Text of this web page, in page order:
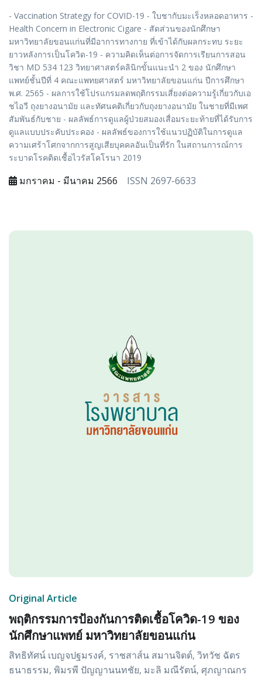
- Vaccination Strategy for COVID-19 - ใบชากับมะเร็งหลอดอาหาร -
Health Concern in Electronic Cigare - สัดส่วนของนักศึกษา
มหาวิทยาลัยขอนแก่นที่มีอาการทางกาย ที่เข้าได้กับผลกระทบ ระยะ
ยาวหลังการเป็นโควิด-19 - ความคิดเห็นต่อการจัดการเรียนการสอน
วิชา MD 534 123 วิทยาศาสตร์คลินิกขั้นแนะนำ 2 ของ นักศึกษา
แพทย์ชั้นปีที่ 4 คณะแพทยศาสตร์ มหาวิทยาลัยขอนแก่น ปีการศึกษา
พ.ศ. 2565 - ผลการใช้โปรแกรมลดพฤติกรรมเสี่ยงต่อความรู้เกี่ยวกับเอ
ชไอวี ถุงยางอนามัย และทัศนคติเกี่ยวกับถุงยางอนามัย ในชายที่มีเพศ
สัมพันธ์กับชาย - ผลลัพธ์การดูแลผู้ป่วยสมองเสื่อมระยะท้ายที่ได้รับการ
ดูแลแบบประคับประคอง - ผลลัพธ์ของการใช้แนวปฏิบัติในการดูแล
ความเศร้าโศกจากการสูญเสียบุคคลอันเป็นที่รัก ในสถานการณ์การ
ระบาดโรคติดเชื้อไวรัสโคโรนา 2019
มกราคม - มีนาคม 2566 ISSN 2697-6633
Original Article
พฤติกรรมการป้องกันการติดเชื้อโควิด-19 ของ
นักศึกษาแพทย์ มหาวิทยาลัยขอนแก่น
สิทธิทัศน์ เบญจปฐมรงค์, ราชสาส์น สมานจิตต์, วิทวัช ฉัตร
ธนาธรรม, พิมรพี ปัญญานนทชัย, มะลิ มณีรัตน์, ศุภญาณกร